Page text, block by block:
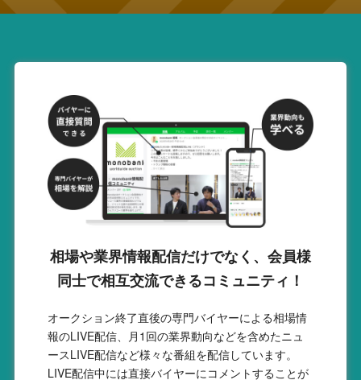
相場や業界情報配信だけでなく、会員様
同士で相互交流できるコミュニティ！
オークション終了直後の専門バイヤーによる相場情
報のLIVE配信、月1回の業界動向などを含めたニュ
ースLIVE配信など様々な番組を配信しています。
LIVE配信中には直接バイヤーにコメントすることが